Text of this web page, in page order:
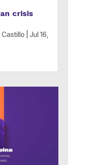
crisis
Jul 16,